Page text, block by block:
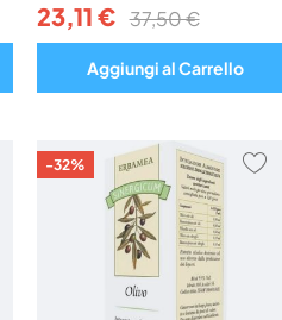
23,11 € 37,50 €
Aggiungi al Carrello
AGGIUNGI
-32%